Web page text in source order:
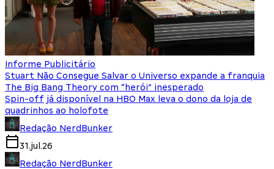
Informe Publicitário
Stuart Não Consegue Salvar o Universo expande a franquia
The Big Bang Theory com “herói” inesperado
Spin-off já disponível na HBO Max leva o dono da loja de
quadrinhos ao holofote
Redação NerdBunker
31.jul.26
Redação NerdBunker